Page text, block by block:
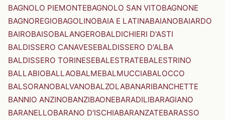
BAGNOLO PIEMONTEBAGNOLO SAN VITOBAGNONE
BAGNOREGIOBAGOLINOBAIA E LATINABAIANOBAIARDO
BAIROBAISOBALANGEROBALDICHIERI D'ASTI
BALDISSERO CANAVESEBALDISSERO D'ALBA
BALDISSERO TORINESEBALESTRATEBALESTRINO
BALLABIOBALLAOBALMEBALMUCCIABALOCCO
BALSORANOBALVANOBALZOLABANARIBANCHETTE
BANNIO ANZINOBANZIBAONEBARADILIBARAGIANO
BARANELLOBARANO D'ISCHIABARANZATEBARASSO